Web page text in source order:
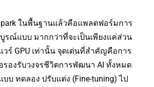
ในพื้นฐานแล้วคือแพลตฟอร์มการ
รณ์แบบ มากกว่าที่จะเป็นเพียงแค่ส่วน
ร์ GPU เท่านั้น จุดเด่นที่สำคัญคือการ
รองรับวงจรชีวิตการพัฒนา AI ทั้งหมด
บ ทดลอง ปรับแต่ง (Fine-tuning) ไป